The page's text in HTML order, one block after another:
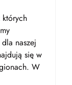
naszej
się w
W